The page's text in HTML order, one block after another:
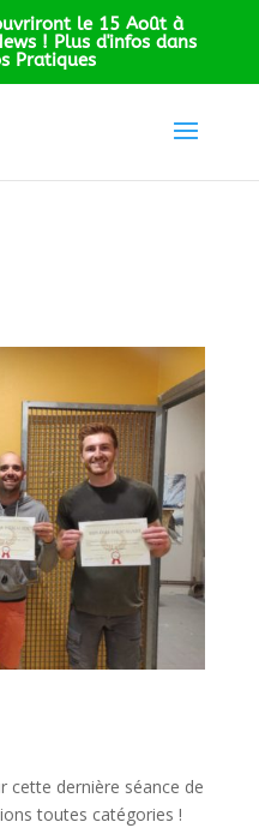
le 15 Août à
! Plus d'infos dans
Pratiques
cette dernière séance de
toutes catégories !